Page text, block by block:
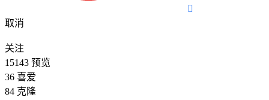

取消
关注
15143 预览
36 喜爱
84 克隆